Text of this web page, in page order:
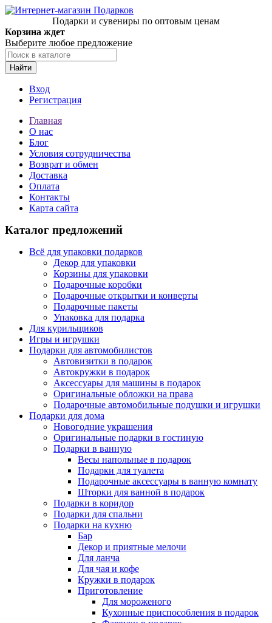
Подарки и сувениры по оптовым ценам
Корзина ждет
Выберите любое предложение
Найти
Вход
Регистрация
Главная
О нас
Блог
Условия сотрудничества
Возврат и обмен
Доставка
Оплата
Контакты
Карта сайта
Каталог предложений
Всё для упаковки подарков
Декор для упаковки
Корзины для упаковки
Подарочные коробки
Подарочные открытки и конверты
Подарочные пакеты
Упаковка для подарка
Для курильщиков
Игры и игрушки
Подарки для автомобилистов
Автовизитки в подарок
Автокружки в подарок
Аксессуары для машины в подарок
Оригинальные обложки на права
Подарочные автомобильные подушки и игрушки
Подарки для дома
Новогодние украшения
Оригинальные подарки в гостиную
Подарки в ванную
Весы напольные в подарок
Подарки для туалета
Подарочные аксессуары в ванную комнату
Шторки для ванной в подарок
Подарки в коридор
Подарки для спальни
Подарки на кухню
Бар
Декор и приятные мелочи
Для ланча
Для чая и кофе
Кружки в подарок
Приготовление
Для мороженого
Кухонные приспособления в подарок